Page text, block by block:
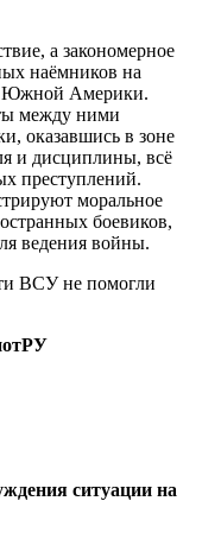
а закономерное
наёмников на
Южной Америки.
между ними
оказавшись в зоне
и дисциплины, всё
преступлений.
моральное
боевиков,
ведения войны.
ВСУ не помогли
ситуации на